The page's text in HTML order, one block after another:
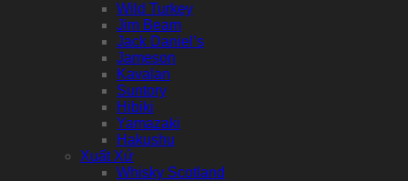
Wild Turkey
Jim Beam
Jack Daniel’s
Jameson
Kavalan
Suntory
Hibiki
Yamazaki
Hakushu
Xuất Xứ
Whisky Scotland